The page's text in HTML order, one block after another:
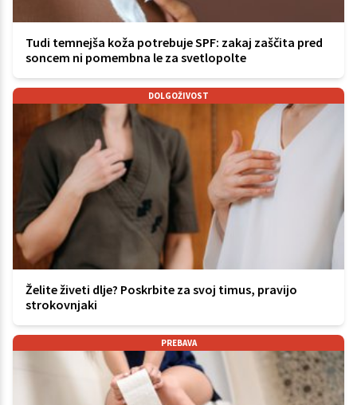
Tudi temnejša koža potrebuje SPF: zakaj zaščita pred
soncem ni pomembna le za svetlopolte
DOLGOŽIVOST
Želite živeti dlje? Poskrbite za svoj timus, pravijo
strokovnjaki
PREBAVA